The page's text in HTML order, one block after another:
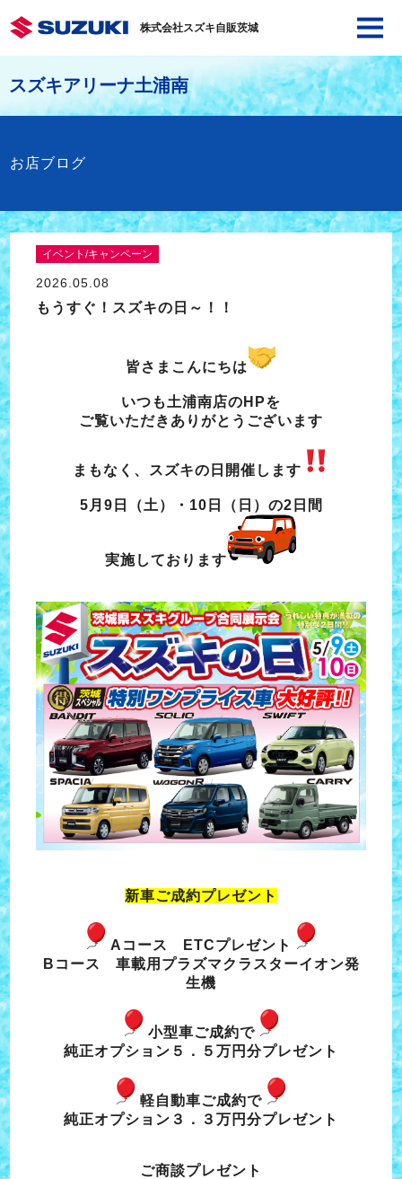
株式会社スズキ自販茨城
スズキアリーナ土浦南
お店ブログ
イベント/キャンペーン
2026.05.08
もうすぐ！スズキの日～！！
皆さまこんにちは
いつも土浦南店のHPを
ご覧いただきありがとうございます
まもなく、スズキの日開催します
5月9日（土）・10日（日）の2日間
実施しております
新車ご成約プレゼント
Aコース ETCプレゼント
Bコース 車載用プラズマクラスターイオン発
生機
小型車ご成約で
純正オプション５．５万円分プレゼント
軽自動車ご成約で
純正オプション３．３万円分プレゼント
ご商談プレゼント